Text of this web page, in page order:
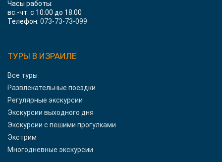
Часы работы:
вс.-чт. с 10:00 до 18:00
Телефон: 073-73-73-099
ТУРЫ В ИЗРАИЛЕ
Все туры
Развлекательные поездки
Регулярные экскурсии
Экскурсии выходного дня
Экскурсии с пешими прогулками
Экстрим
Многодневные экскурсии